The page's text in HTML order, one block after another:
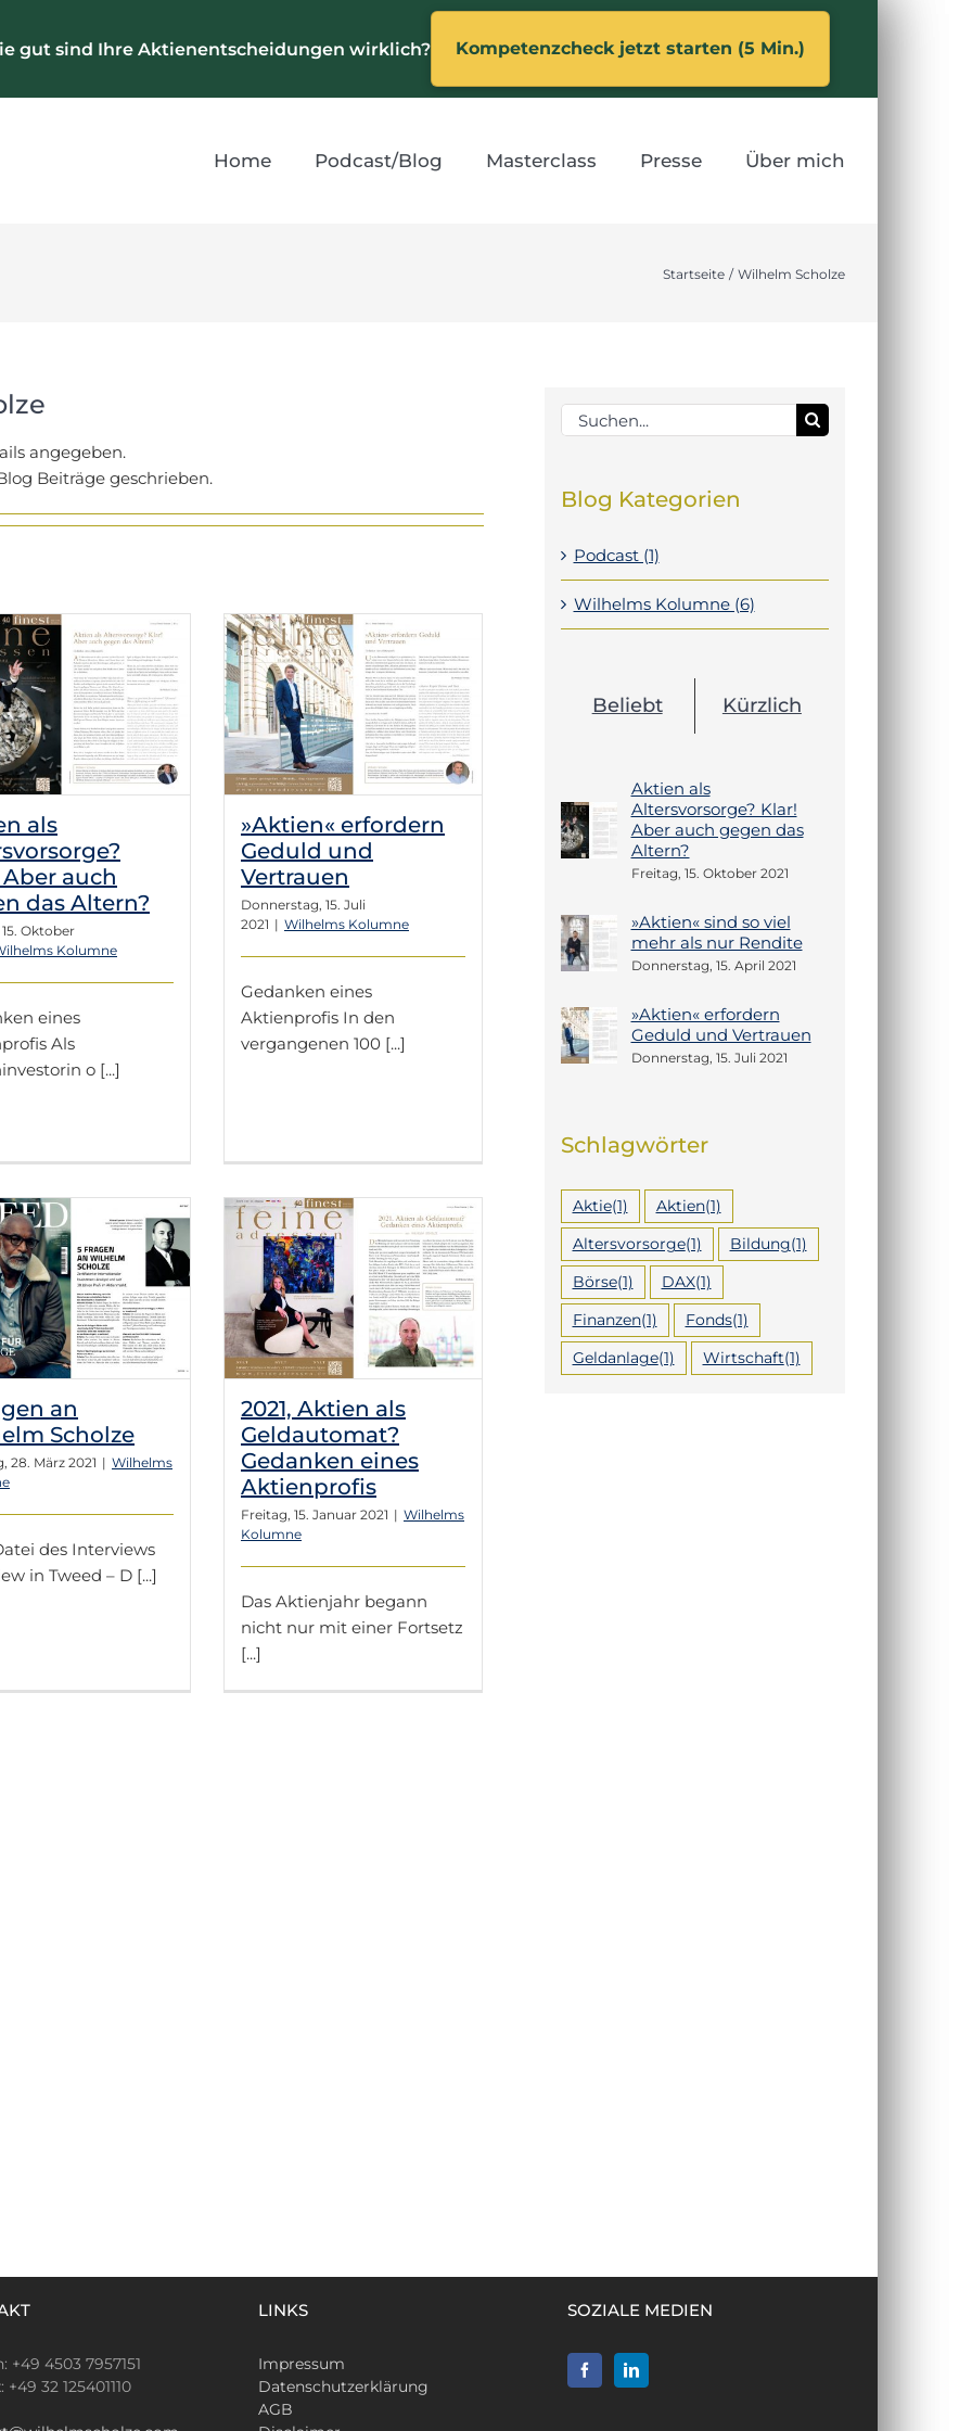
gut sind Ihre Aktienentscheidungen wirklich? Kompetenzcheck jetzt starten (5 Min.)
Home Podcast/Blog Masterclass Presse Über mich
Startseite Wilhelm Scholze
angegeben.
Beiträge geschrieben.
als
Aber auch
das Altern?
Oktober
Kolumne
eines
Als
o [...]
»Aktien« erfordern
Geduld und
Vertrauen
Wilhelms Kolumne
»Aktien« erfordern
Geduld und
Vertrauen
Donnerstag, 15. Juli
2021 | Wilhelms Kolumne
Gedanken eines
Aktienprofis In den
vergangenen 100 [...]
an
Scholze
28. März 2021 | Wilhelms
des Interviews
in Tweed – D [...]
2021, Aktien als
Geldautomat?
Gedanken eines
Aktienprofis
Wilhelms Kolumne
2021, Aktien als
Geldautomat?
Gedanken eines
Aktienprofis
Freitag, 15. Januar 2021 | Wilhelms
Kolumne
Das Aktienjahr begann
nicht nur mit einer Fortsetz
[...]
Suche
nach:
Blog Kategorien
Podcast (1)
Wilhelms Kolumne (6)
Beliebt Kürzlich
Aktien als
Altersvorsorge? Klar!
Aber auch gegen das
Altern?
Freitag, 15. Oktober 2021
»Aktien« sind so viel
mehr als nur Rendite
Donnerstag, 15. April 2021
»Aktien« erfordern
Geduld und Vertrauen
Donnerstag, 15. Juli 2021
Schlagwörter
Aktie(1) Aktien(1)
Altersvorsorge(1) Bildung(1)
Börse(1) DAX(1)
Finanzen(1) Fonds(1)
Geldanlage(1) Wirtschaft(1)
+49 4503 7957151
+49 32 125401110
LINKS
Impressum
Datenschutzerklärung
AGB
SOZIALE MEDIEN